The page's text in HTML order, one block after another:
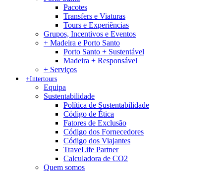
Pacotes
Transfers e Viaturas
Tours e Experiências
Grupos, Incentivos e Eventos
+ Madeira e Porto Santo
Porto Santo + Sustentável
Madeira + Responsável
+ Serviços
+Intertours
Equipa
Sustentabilidade
Política de Sustentabilidade
Código de Ética
Fatores de Exclusão
Código dos Fornecedores
Código dos Viajantes
TraveLife Partner
Calculadora de CO2
Quem somos